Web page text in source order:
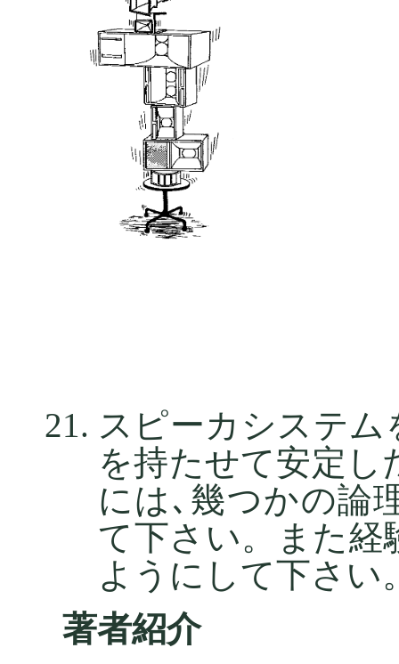
スピーカシステ
を持たせて安定し
には､幾つかの論
て下さい。また経
ようにして下さい
著者紹介